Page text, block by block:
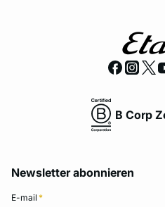
B Corp
Newsletter abonnieren
E-mail *